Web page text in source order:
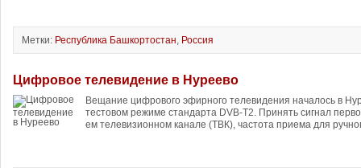
Метки: Республика Башкортостан, Россия
Цифровое телевидение в Нуреево
Вещание цифрового эфирного телевидения началось в
тестовом режиме стандарта DVB-T2. Принять сигнал
ем телевизионном канале (ТВК), частота приема для